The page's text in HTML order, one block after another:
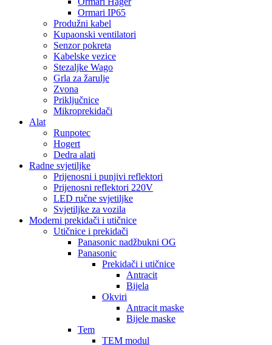
Ormari IP65
Produžni kabel
Kupaonski ventilatori
Senzor pokreta
Kabelske vezice
Stezaljke Wago
Grla za žarulje
Zvona
Priključnice
Mikroprekidači
Alat
Runpotec
Hogert
Dedra alati
Radne svjetiljke
Prijenosni i punjivi reflektori
Prijenosni reflektori 220V
LED ručne svjetiljke
Svjetiljke za vozila
Moderni prekidači i utičnice
Utičnice i prekidači
Panasonic nadžbukni OG
Panasonic
Prekidači i utičnice
Antracit
Bijela
Okviri
Antracit maske
Bijele maske
Tem
TEM modul